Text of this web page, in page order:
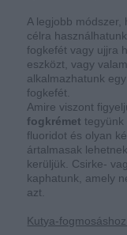
A legjobb
célra
fogkefét vagy ujjra
eszközt, vagy
alkalmazhatunk
fogkefét.
Amire viszont
fogkrémet tegyünk
fluoridot és olyan
ártalmasak
kerüljük. Csirke-
kaphatunk, amely
azt.
Kutya-